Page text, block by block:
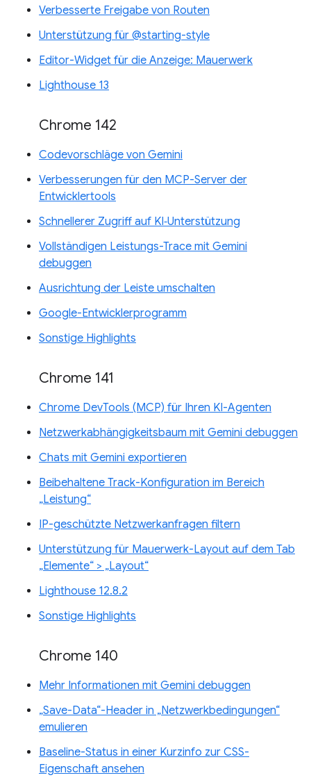
Verbesserte Freigabe von Routen
Unterstützung für @starting-style
Editor-Widget für die Anzeige: Mauerwerk
Lighthouse 13
Chrome 142
Codevorschläge von Gemini
Verbesserungen für den MCP-Server der
Entwicklertools
Schnellerer Zugriff auf KI‑Unterstützung
Vollständigen Leistungs-Trace mit Gemini
debuggen
Ausrichtung der Leiste umschalten
Google-Entwicklerprogramm
Sonstige Highlights
Chrome 141
Chrome DevTools (MCP) für Ihren KI-Agenten
Netzwerkabhängigkeitsbaum mit Gemini debuggen
Chats mit Gemini exportieren
Beibehaltene Track-Konfiguration im Bereich
„Leistung“
IP-geschützte Netzwerkanfragen filtern
Unterstützung für Mauerwerk-Layout auf dem Tab
„Elemente“ > „Layout“
Lighthouse 12.8.2
Sonstige Highlights
Chrome 140
Mehr Informationen mit Gemini debuggen
„Save-Data“-Header in „Netzwerkbedingungen“
emulieren
Baseline-Status in einer Kurzinfo zur CSS-
Eigenschaft ansehen